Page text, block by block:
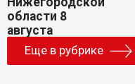
Еще в рубрике